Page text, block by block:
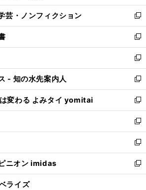
開
く
ウ
で
開
く
ン
ド
ウ
で
開
く
ウ
ィ
ン
ド
ウ
で
開
く
芸・ノンフィクション
新
し
い
ウ
ィ
ン
ド
ウ
で
開
く
新
し
い
ウ
ィ
ン
ド
ウ
で
開
く
新
し
い
ウ
ィ
ン
ド
ウ
で
開
く
- 知の水先案内人
新
し
い
ウ
ィ
ン
ド
ウ
で
開
変わる よみタイ yomitai
新
し
い
ウ
ィ
ン
ド
ウ
新
し
い
ウ
ィ
ン
新
し
い
ウ
ニオン imidas
新
し
ライズ